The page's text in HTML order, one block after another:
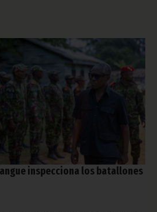
inspecciona los batallones